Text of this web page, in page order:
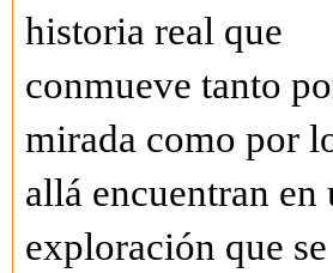
historia real que
conmueve tanto
mirada como por
allá encuentran en
exploración que se